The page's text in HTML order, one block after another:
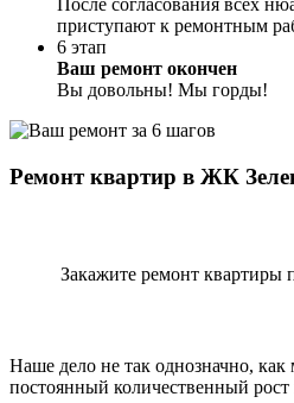
После согласования всех
приступают к ремонтным
6 этап
Ваш ремонт окончен
Вы довольны! Мы горды!
Ремонт квартир в ЖК
Закажите ремонт квартиры
Наше дело не так однозначно, как
постоянный количественный